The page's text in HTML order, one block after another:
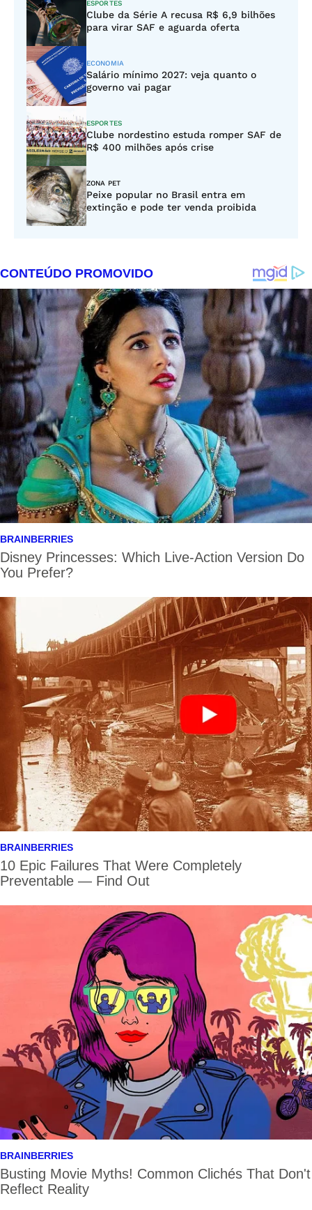
ESPORTES
Clube da Série A recusa R$ 6,9 bilhões
para virar SAF e aguarda oferta
ECONOMIA
Salário mínimo 2027: veja quanto o
governo vai pagar
ESPORTES
Clube nordestino estuda romper SAF de
R$ 400 milhões após crise
ZONA PET
Peixe popular no Brasil entra em
extinção e pode ter venda proibida